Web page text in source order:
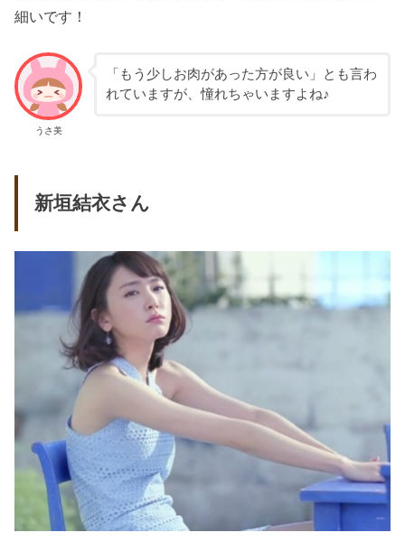
細いです！
うさ美
「もう少しお肉があった方が良い」とも言わ
れていますが、憧れちゃいますよね♪
新垣結衣さん